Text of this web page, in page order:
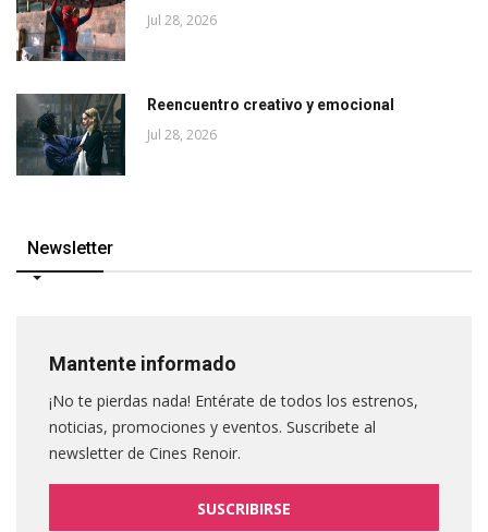
Jul 28, 2026
Reencuentro creativo y emocional
Jul 28, 2026
Newsletter
Mantente informado
¡No te pierdas nada! Entérate de todos los estrenos,
noticias, promociones y eventos. Suscribete al
newsletter de Cines Renoir.
SUSCRIBIRSE